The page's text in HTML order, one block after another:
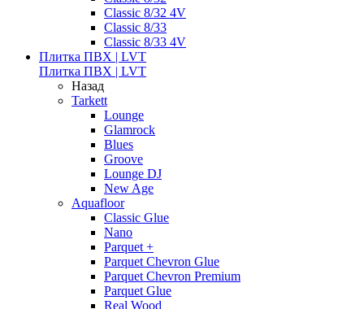
Classic 8/32 4V
Classic 8/33
Classic 8/33 4V
Плитка ПВХ | LVT
Плитка ПВХ | LVT
Назад
Tarkett
Lounge
Glamrock
Blues
Groove
Lounge DJ
New Age
Aquafloor
Classic Glue
Nano
Parquet +
Parquet Chevron Glue
Parquet Chevron Premium
Parquet Glue
Real Wood